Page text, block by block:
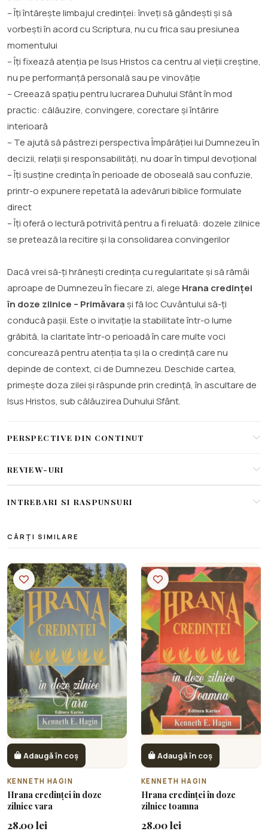
– Îți întărește limbajul credinței: înveți să gândești și să
vorbești în acord cu Scriptura, nu cu frica sau presiunea
momentului
– Îți fixează atenția pe Isus Hristos ca centru al vieții creștine,
nu pe performanță personală sau pe vinovăție
– Creează spațiu pentru lucrarea Duhului Sfânt în mod
practic: călăuzire, convingere, corectare și întărire
interioară
– Te ajută să păstrezi perspectiva Împărăției lui Dumnezeu în
decizii, relații și responsabilități, nu doar în timpul devoțional
– Îți susține credința în perioade de oboseală sau confuzie,
printr-o expunere repetată la adevăruri biblice formulate
direct
– Îți oferă o lectură potrivită pentru a fi reluată: dozele zilnice
se pretează la recitire și la consolidarea convingerilor
Dacă vrei să-ți hrănești credința cu regularitate și să rămâi
aproape de Dumnezeu în fiecare zi, alege Hrana credinței
în doze zilnice – Primăvarași fă loc Cuvântului să-ți
conducă pașii. Este o invitație la stabilitate într-o lume
grăbită, la claritate într-o perioadă în care multe voci
concurează pentru atenția ta și la o credință care nu
depinde de context, ci de Dumnezeu. Deschide cartea,
primește doza zilei și răspunde prin credință, în ascultare de
Isus Hristos, sub călăuzirea Duhului Sfânt.
PERSPECTIVE DIN CONTINUT
REVIEW-URI
INTREBARI SI RASPUNSURI
CĂRȚI SIMILARE
Adaugă în coș
KENNETH HAGIN
Hrana credinței în doze
zilnice vara
28.00 lei
Adaugă în coș
KENNETH HAGIN
Hrana credinței în doze
zilnice toamna
28.00 lei